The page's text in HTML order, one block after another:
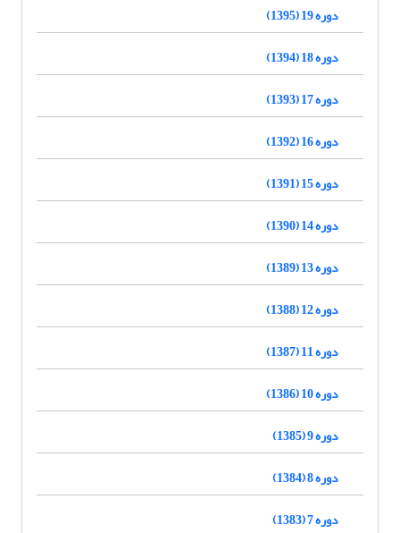
دوره 19 (1395)
دوره 18 (1394)
دوره 17 (1393)
دوره 16 (1392)
دوره 15 (1391)
دوره 14 (1390)
دوره 13 (1389)
دوره 12 (1388)
دوره 11 (1387)
دوره 10 (1386)
دوره 9 (1385)
دوره 8 (1384)
دوره 7 (1383)